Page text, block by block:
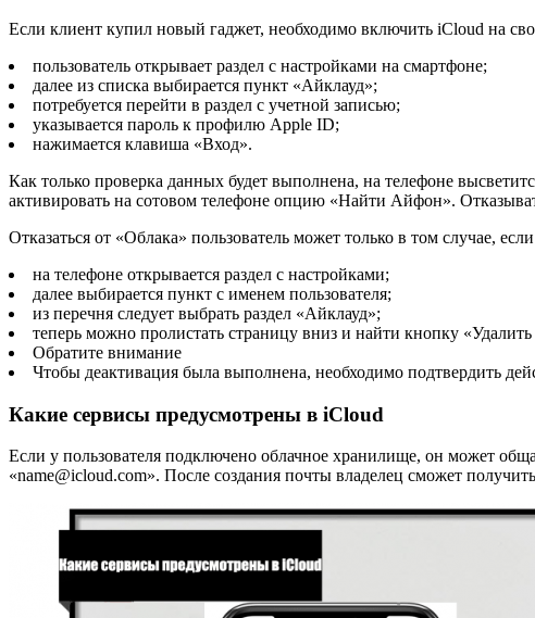
Если клиент купил новый гаджет, необходимо включить iCloud на
пользователь открывает раздел с настройками на смартфоне;
далее из списка выбирается пункт «Айклауд»;
потребуется перейти в раздел с учетной записью;
указывается пароль к профилю Apple ID;
нажимается клавиша «Вход».
Как только проверка данных будет выполнена, на телефоне
активировать на сотовом телефоне опцию «Найти Айфон».
Отказаться от «Облака» пользователь может только в том случае,
на телефоне открывается раздел с настройками;
далее выбирается пункт с именем пользователя;
из перечня следует выбрать раздел «Айклауд»;
теперь можно пролистать страницу вниз и найти кнопку
Обратите внимание
Чтобы деактивация была выполнена, необходимо подтвердить
Какие сервисы предусмотрены в iCloud
Если у пользователя подключено облачное хранилище, он может
«name@icloud.com». После создания почты владелец сможет